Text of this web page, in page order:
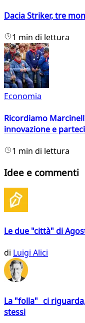
Dacia Striker, tre
1 min di lettura
Economia
Ricordiamo
innovazione e
1 min di lettura
Idee e commenti
Le due "città" di
di Luigi Alici
La "folla" ci
stessi